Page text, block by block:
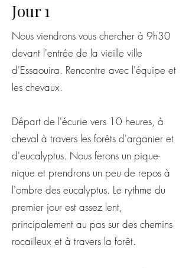
Jour 1
Nous viendrons vous chercher à 9h30
devant l'entrée de la vieille ville
d'Essaouira. Rencontre avec l'équipe et
les chevaux.
Départ de l'écurie vers 10 heures, à
cheval à travers les forêts d'arganier et
d'eucalyptus. Nous ferons un pique-
nique et prendrons un peu de repos à
l'ombre des eucalyptus. Le rythme du
premier jour est assez lent,
principalement au pas sur des chemins
rocailleux et à travers la forêt.